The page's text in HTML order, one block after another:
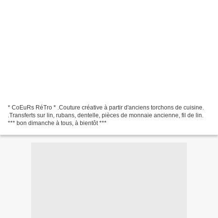
* CoEuRs RéTro * .Couture créative à partir d'anciens torchons de cuisine.
.Transferts sur lin, rubans, dentelle, pièces de monnaie ancienne, fil de lin.
*** bon dimanche à tous, à bientôt ***